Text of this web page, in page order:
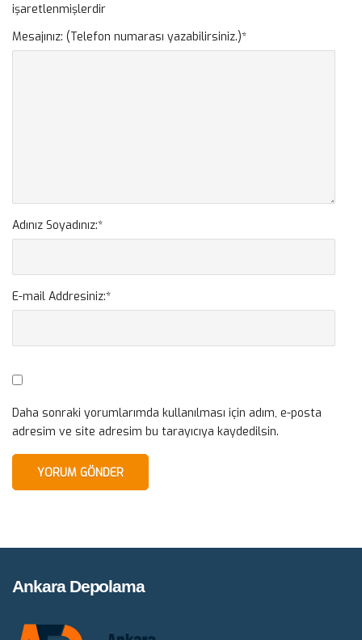
işaretlenmişlerdir
Mesajınız: (Telefon numarası yazabilirsiniz.)*
Adınız Soyadınız:*
E-mail Addresiniz:*
Daha sonraki yorumlarımda kullanılması için adım, e-posta
adresim ve site adresim bu tarayıcıya kaydedilsin.
Ankara Depolama